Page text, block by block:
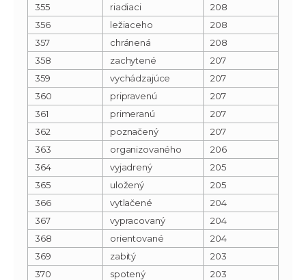
355
riadiaci
208
356
ležiaceho
208
357
chránená
208
358
zachytené
207
359
vychádzajúce
207
360
pripravenú
207
361
primeranú
207
362
poznačený
207
363
organizovaného
206
364
vyjadrený
205
365
uložený
205
366
vytlačené
204
367
vypracovaný
204
368
orientované
204
369
zabitý
203
370
spotený
203